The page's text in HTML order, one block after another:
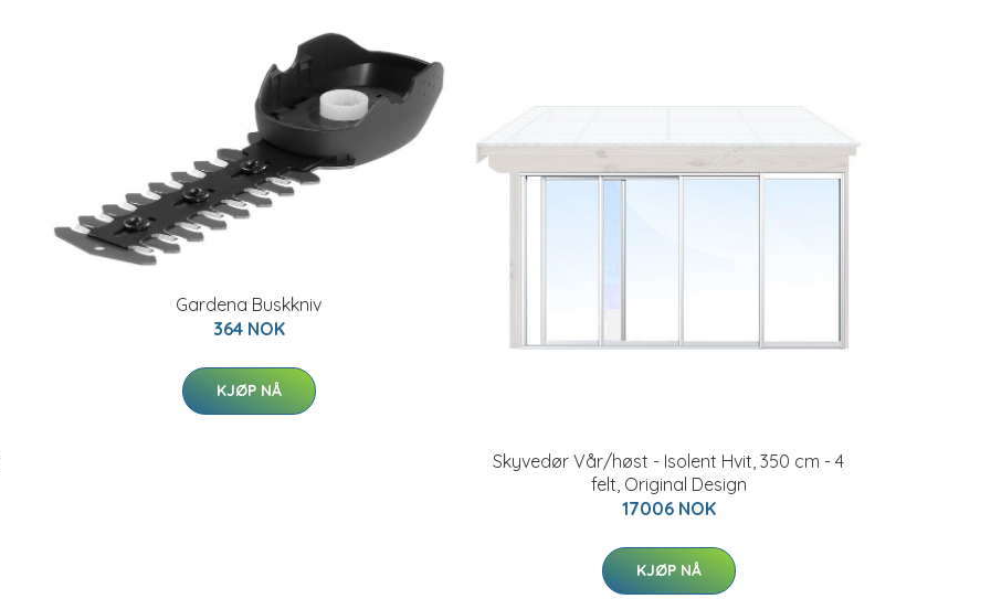
Gardena Buskkniv
364 NOK
KJØP NÅ
Skyvedør Vår/høst - Isolent Hvit, 350 cm - 4
felt, Original Design
17006 NOK
KJØP NÅ